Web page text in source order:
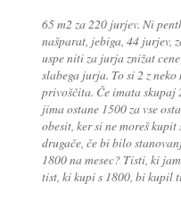
65 m2 za 220 jurjev. Ni
našparat, jebiga, 44 jurjev,
uspe niti za jurja znižat
slabega jurja. To si 2 z
privoščita. Če imata skupaj
jima ostane 1500 za vse
obesit, ker si ne moreš
drugače, če bi bilo
1800 na mesec? Tisti, ki
tist, ki kupi s 1800, bi kupil